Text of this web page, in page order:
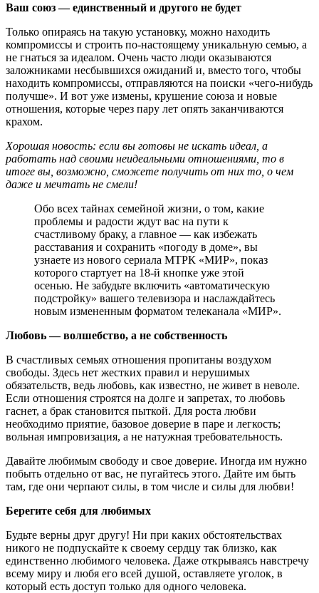
Ваш союз — единственный и другого не будет
Только опираясь на такую установку, можно находить
компромиссы и строить по-настоящему уникальную семью, а
не гнаться за идеалом. Очень часто люди оказываются
заложниками несбывшихся ожиданий и, вместо того, чтобы
находить компромиссы, отправляются на поиски «чего-нибудь
получше». И вот уже измены, крушение союза и новые
отношения, которые через пару лет опять заканчиваются
крахом.
Хорошая новость: если вы готовы не искать идеал, а
работать над своими неидеальными отношениями, то в
итоге вы, возможно, сможете получить от них то, о чем
даже и мечтать не смели!
Обо всех тайнах семейной жизни, о том, какие
проблемы и радости ждут вас на пути к
счастливому браку, а главное — как избежать
расставания и сохранить «погоду в доме», вы
узнаете из нового сериала МТРК «МИР», показ
которого стартует на 18-й кнопке уже этой
осенью. Не забудьте включить «автоматическую
подстройку» вашего телевизора и наслаждайтесь
новым измененным форматом телеканала «МИР».
Любовь — волшебство, а не собственность
В счастливых семьях отношения пропитаны воздухом
свободы. Здесь нет жестких правил и нерушимых
обязательств, ведь любовь, как известно, не живет в неволе.
Если отношения строятся на долге и запретах, то любовь
гаснет, а брак становится пыткой. Для роста любви
необходимо приятие, базовое доверие в паре и легкость;
вольная импровизация, а не натужная требовательность.
Давайте любимым свободу и свое доверие. Иногда им нужно
побыть отдельно от вас, не пугайтесь этого. Дайте им быть
там, где они черпают силы, в том числе и силы для любви!
Берегите себя для любимых
Будьте верны друг другу! Ни при каких обстоятельствах
никого не подпускайте к своему сердцу так близко, как
единственно любимого человека. Даже открываясь навстречу
всему миру и любя его всей душой, оставляете уголок, в
который есть доступ только для одного человека.